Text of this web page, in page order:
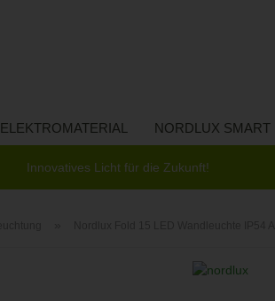
Innovatives Licht für die Zukunft!
ELEKTROMATERIAL NORDLUX SMART